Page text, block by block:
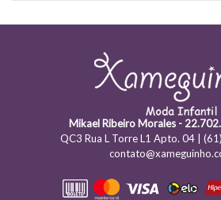
Mikael Ribeiro Morales -
QC3 Rua L Torre L1 Apto. 04 |